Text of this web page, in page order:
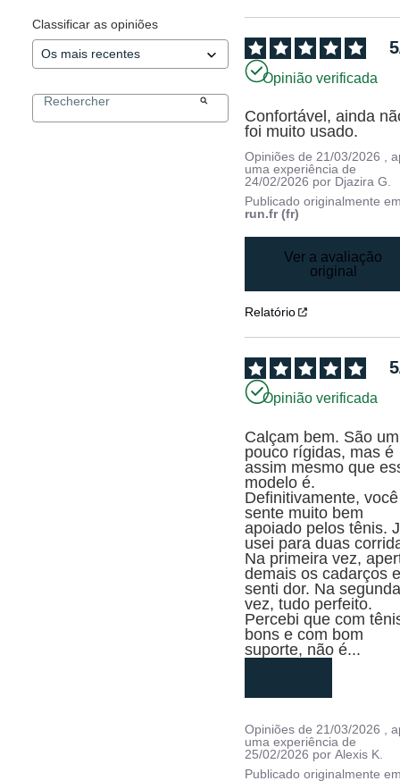
Classificar as opiniões
5
Opinião verificada
Confortável, ainda
foi muito usado.
Opiniões de 21/03/2026
,
uma experiência de
24/02/2026 por Djazira G.
Publicado originalmente
run.fr (fr)
Ver a avaliação
original
Relatório
5
Opinião verificada
Calçam bem. São um
pouco rígidas, mas é
assim mesmo que
modelo é.
Definitivamente,
sente muito bem
apoiado pelos tênis.
usei para duas
Na primeira vez,
demais os cadarços
senti dor. Na
vez, tudo perfeito.
Percebi que com
bons e com bom
suporte, não é...
Opiniões de 21/03/2026
,
uma experiência de
25/02/2026 porAlexis K.
Publicado originalmente